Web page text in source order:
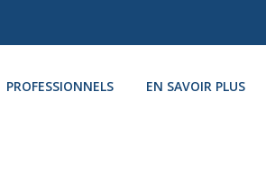
PROFESSIONNELS EN SAVOIR PLUS